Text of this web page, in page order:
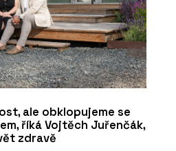
ale obklopujeme se
říká Vojtěch Juřenčák,
zdravě